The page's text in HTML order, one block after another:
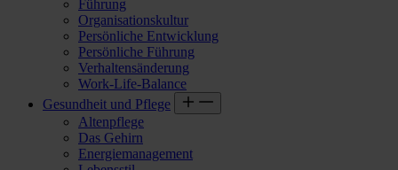
Führung
Organisationskultur
Persönliche Entwicklung
Persönliche Führung
Verhaltensänderung
Work-Life-Balance
Gesundheit und Pflege
Altenpflege
Das Gehirn
Energiemanagement